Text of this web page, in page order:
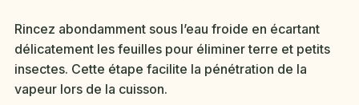
Rincez abondamment sous l’eau froide en écartant
délicatement les feuilles pour éliminer terre et petits
insectes. Cette étape facilite la pénétration de la
vapeur lors de la cuisson.